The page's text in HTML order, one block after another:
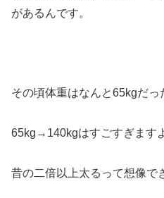
があるんです。
その頃体重はなんと65kgだっ
65kg→140kgはすごすぎます
昔の二倍以上太るって想像で